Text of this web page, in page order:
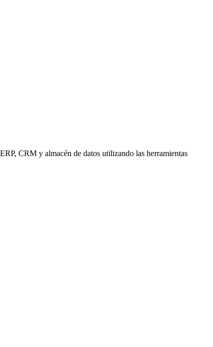
CRM y almacén de datos utilizando las herramientas